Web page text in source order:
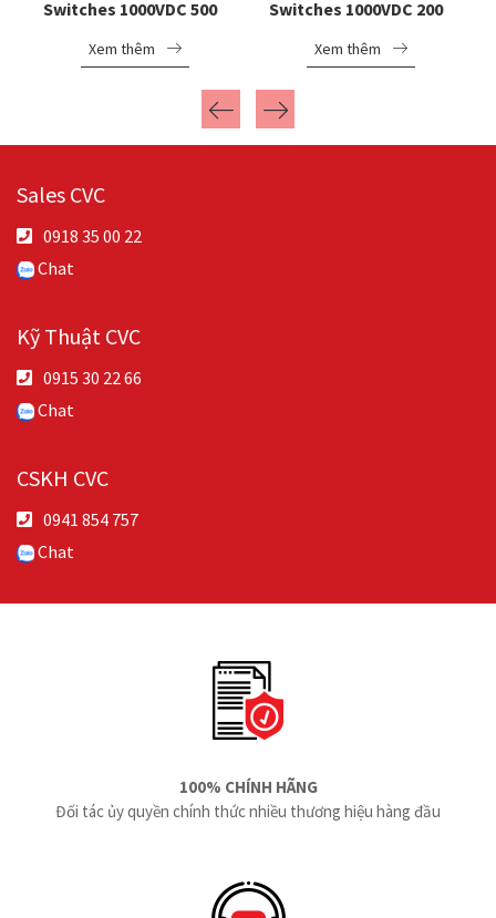
Switches 1000VDC 500A
Mersen MD500E11
Xem thêm
Switches 1000VDC 200A
Mersen MD200E11
Xem thêm
Sales CVC
0918 35 00 22
Chat
Kỹ Thuật CVC
0915 30 22 66
Chat
CSKH CVC
0941 854 757
Chat
100% CHÍNH HÃNG
Đối tác ủy quyền chính thức nhiều thương hiệu hàng đầu